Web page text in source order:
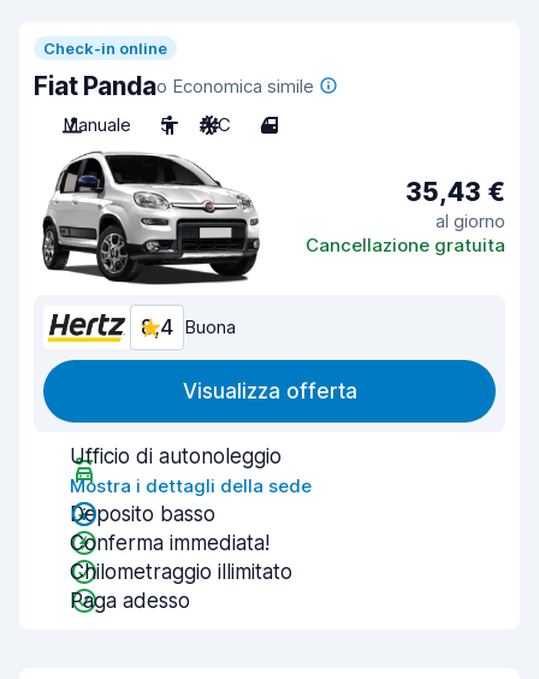
Check-in online
Fiat Pandao Economica simile
Manuale
5 A/C 4
35,43 €
al giorno
Cancellazione gratuita
8,4 Buona
Visualizza offerta
Ufficio di autonoleggio
Mostra i dettagli della sede
Deposito basso
Conferma immediata!
Chilometraggio illimitato
Paga adesso